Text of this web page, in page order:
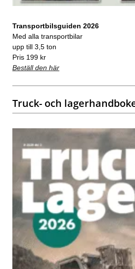
Transportbilsguiden 2026
Med alla transportbilar
upp till 3,5 ton
Pris 199 kr
Beställ den här
Truck- och